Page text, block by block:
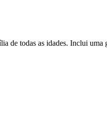
de todas as idades. Inclui